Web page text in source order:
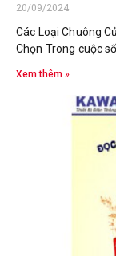
20/09/2024
Các Loại Chuông
Chọn Trong cuộc
Xem thêm »